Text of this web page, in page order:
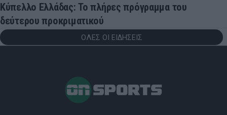
Κύπελλο Ελλάδας: Το πλήρες πρόγραμμα του
δεύτερου προκριματικού
ΟΛΕΣ ΟΙ ΕΙΔΗΣΕΙΣ